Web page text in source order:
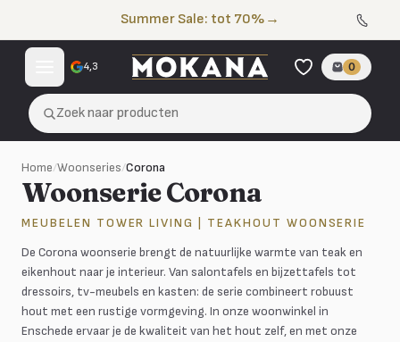
Summer Sale: tot 70% →
4,3 0
Zoek naar producten
Home/Woonseries/Corona
Woonserie Corona
MEUBELEN TOWER LIVING | TEAKHOUT WOONSERIE
De Corona woonserie brengt de natuurlijke warmte van teak en
eikenhout naar je interieur. Van salontafels en bijzettafels tot
dressoirs, tv-meubels en kasten: de serie combineert robuust
hout met een rustige vormgeving. In onze woonwinkel in
Enschede ervaar je de kwaliteit van het hout zelf, en met onze